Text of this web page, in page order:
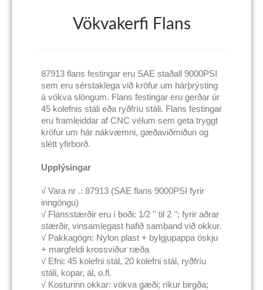
Vökvakerfi Flans
87913 flans festingar eru SAE staðall 9000PSI
sem eru sérstaklega við kröfur um hárþrýsting
á vökva slöngum. Flans festingar eru gerðar úr
45 kolefnis stáli eða ryðfríu stáli. Flans festingar
eru framleiddar af CNC vélum sem geta tryggt
kröfur um hár nákvæmni, gæðaviðmiðun og
slétt yfirborð.
Upplýsingar
√ Vara nr .: 87913 (SAE flans 9000PSI fyrir
inngöngu)
√ Flansstærðir eru í boði: 1/2 '' til 2 ''; fyrir aðrar
stærðir, vinsamlegast hafið samband við okkur.
√ Pakkagögn: Nylon plast + bylgjupappa öskju
+ margfeldi krossviður ræða
√ Efni: 45 kolefni stál, 20 kolefni stál, ryðfríu
stáli, kopar, ál, o.fl.
√ Kosturinn okkar: vökva gæði; ríkur birgða;